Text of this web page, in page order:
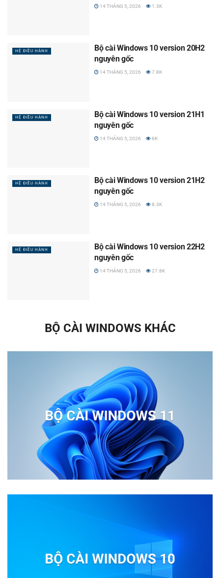
14 THÁNG 5, 2026 1.3K
HỆ ĐIỀU HÀNH
Bộ cài Windows 10 version 20H2
nguyên gốc
14 THÁNG 5, 2026 7.8K
HỆ ĐIỀU HÀNH
Bộ cài Windows 10 version 21H1
nguyên gốc
14 THÁNG 5, 2026 6K
HỆ ĐIỀU HÀNH
Bộ cài Windows 10 version 21H2
nguyên gốc
14 THÁNG 5, 2026 8.3K
HỆ ĐIỀU HÀNH
Bộ cài Windows 10 version 22H2
nguyên gốc
14 THÁNG 5, 2026 27.8K
BỘ CÀI WINDOWS KHÁC